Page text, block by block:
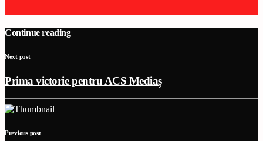
Continue reading
Next post
Prima victorie pentru ACS Mediaș
Previous post